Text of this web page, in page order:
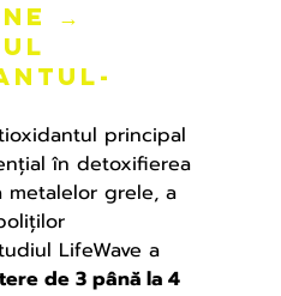
→
principal
în detoxifierea
metalelor grele, a
LifeWave a
de 3 până la 4